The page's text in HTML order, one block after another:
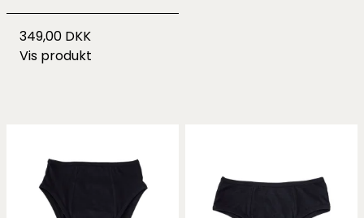
349,00 DKK
Vis produkt